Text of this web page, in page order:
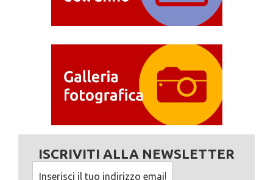
ISCRIVITI ALLA NEWSLETTER